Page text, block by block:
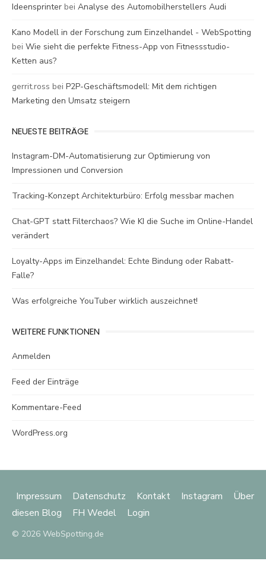
Ideensprinter bei Analyse des Automobilherstellers Audi
Kano Modell in der Forschung zum Einzelhandel - WebSpotting
bei Wie sieht die perfekte Fitness-App von Fitnessstudio-
Ketten aus?
gerrit.ross bei P2P-Geschäftsmodell: Mit dem richtigen
Marketing den Umsatz steigern
NEUESTE BEITRÄGE
Instagram-DM-Automatisierung zur Optimierung von
Impressionen und Conversion
Tracking-Konzept Architekturbüro: Erfolg messbar machen
Chat-GPT statt Filterchaos? Wie KI die Suche im Online-Handel
verändert
Loyalty-Apps im Einzelhandel: Echte Bindung oder Rabatt-
Falle?
Was erfolgreiche YouTuber wirklich auszeichnet!
WEITERE FUNKTIONEN
Anmelden
Feed der Einträge
Kommentare-Feed
WordPress.org
Impressum Datenschutz Kontakt Instagram
Über
diesen Blog
FH Wedel Login
© 2026 WebSpotting.de